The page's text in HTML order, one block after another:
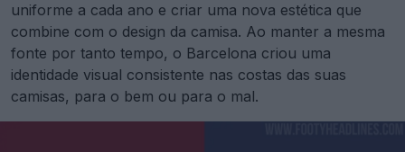
uniforme a cada ano e criar uma nova estética que
combine com o design da camisa. Ao manter a mesma
fonte por tanto tempo, o Barcelona criou uma
identidade visual consistente nas costas das suas
camisas, para o bem ou para o mal.